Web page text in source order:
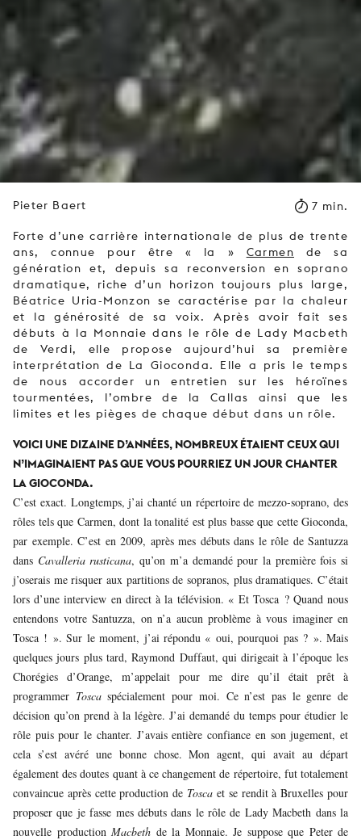
Pieter Baert 7 min.
Forte d’une carrière internationale de plus de trente
ans, connue pour être « la » Carmen de sa
génération et, depuis sa reconversion en soprano
dramatique, riche d’un horizon toujours plus large,
Béatrice Uria-Monzon se caractérise par la chaleur
et la générosité de sa voix. Après avoir fait ses
débuts à la Monnaie dans le rôle de Lady Macbeth
de Verdi, elle propose aujourd’hui sa première
interprétation de La Gioconda. Elle a pris le temps
de nous accorder un entretien sur les héroïnes
tourmentées, l’ombre de la Callas ainsi que les
limites et les pièges de chaque début dans un rôle.
VOICI UNE DIZAINE D’ANNÉES, NOMBREUX ÉTAIENT CEUX QUI
N’IMAGINAIENT PAS QUE VOUS POURRIEZ UN JOUR CHANTER
LA GIOCONDA.
C’est exact. Longtemps, j’ai chanté un répertoire de mezzo-soprano, des
rôles tels que Carmen, dont la tonalité est plus basse que cette Gioconda,
par exemple. C’est en 2009, après mes débuts dans le rôle de Santuzza
dans Cavalleria rusticana, qu’on m’a demandé pour la première fois si
j’oserais me risquer aux partitions de sopranos, plus dramatiques. C’était
lors d’une interview en direct à la télévision. « Et Tosca ? Quand nous
entendons votre Santuzza, on n’a aucun problème à vous imaginer en
Tosca ! ». Sur le moment, j’ai répondu « oui, pourquoi pas ? ». Mais
quelques jours plus tard, Raymond Duffaut, qui dirigeait à l’époque les
Chorégies d’Orange, m’appelait pour me dire qu’il était prêt à
programmer Toscaspécialement pour moi. Ce n’est pas le genre de
décision qu’on prend à la légère. J’ai demandé du temps pour étudier le
rôle puis pour le chanter. J’avais entière confiance en son jugement, et
cela s’est avéré une bonne chose. Mon agent, qui avait au départ
également des doutes quant à ce changement de répertoire, fut totalement
convaincue après cette production de Tosca et se rendit à Bruxelles pour
proposer que je fasse mes débuts dans le rôle de Lady Macbeth dans la
nouvelle production Macbeth de la Monnaie. Je suppose que Peter de